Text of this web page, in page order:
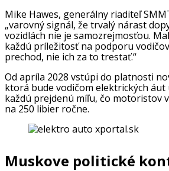
Mike Hawes, generálny riaditeľ
„varovný signál, že trvalý nárast
vozidlách nie je samozrejmosťou.
každú príležitosť na podporu
prechod, nie ich za to trestať.“
Od apríla 2028 vstúpi do platnosti
ktorá bude vodičom elektrických áut
každú prejdenú míľu, čo motoristov
na 250 libier ročne.
Muskove politické